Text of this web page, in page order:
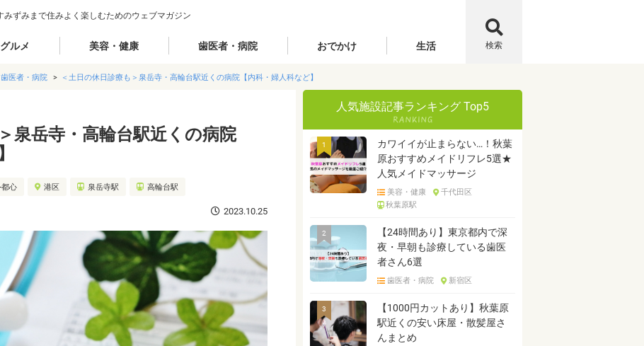
みずみまで住みよく楽しむためのウェブマガジン
グルメ 美容・健康 歯医者・病院 おでかけ 生活 検索
歯医者・病院 ＜土日の休日診療も＞泉岳寺・高輪台駅近くの病院【内科・婦人科など】
泉岳寺・高輪台駅近くの病院
都心 港区 泉岳寺駅 高輪台駅
2023.10.25
人気施設記事ランキング Top5
1
カワイイが止まらない…！秋葉
原おすすめメイドリフレ5選★
人気メイドマッサージ
美容・健康
千代田区
秋葉原駅
2
【24時間あり】東京都内で深
夜・早朝も診療している歯医
者さん6選
歯医者・病院 新宿区
3
【1000円カットあり】秋葉原
駅近くの安い床屋・散髪屋さ
んまとめ